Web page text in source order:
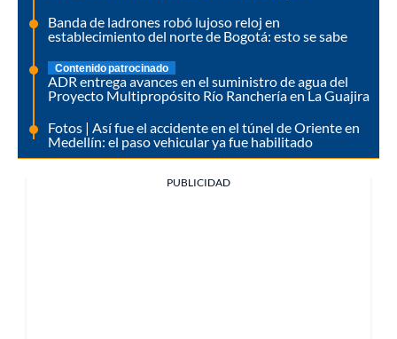
Banda de ladrones robó lujoso reloj en
establecimiento del norte de Bogotá: esto se sabe
Contenido patrocinado
ADR entrega avances en el suministro de agua del
Proyecto Multipropósito Río Ranchería en La Guajira
Fotos | Así fue el accidente en el túnel de Oriente en
Medellín: el paso vehicular ya fue habilitado
PUBLICIDAD